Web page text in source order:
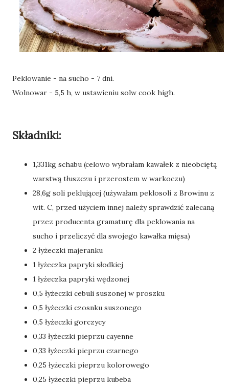
Peklowanie - na sucho - 7 dni.
Wolnowar - 5,5 h, w ustawieniu solw cook high.
Składniki:
1,331kg schabu (celowo wybrałam kawałek z nieobciętą
warstwą tłuszczu i przerostem w warkoczu)
28,6g soli peklującej (używałam peklosoli z Browinu z
wit. C, przed użyciem innej należy sprawdzić zalecaną
przez producenta gramaturę dla peklowania na
sucho i przeliczyć dla swojego kawałka mięsa)
2 łyżeczki majeranku
1 łyżeczka papryki słodkiej
1 łyżeczka papryki wędzonej
0,5 łyżeczki cebuli suszonej w proszku
0,5 łyżeczki czosnku suszonego
0,5 łyżeczki gorczycy
0,33 łyżeczki pieprzu cayenne
0,33 łyżeczki pieprzu czarnego
0,25 łyżeczki pieprzu kolorowego
0,25 łyżeczki pieprzu kubeba